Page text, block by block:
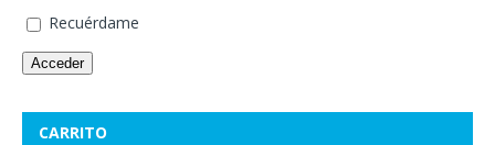
Recuérdame
Acceder
CARRITO